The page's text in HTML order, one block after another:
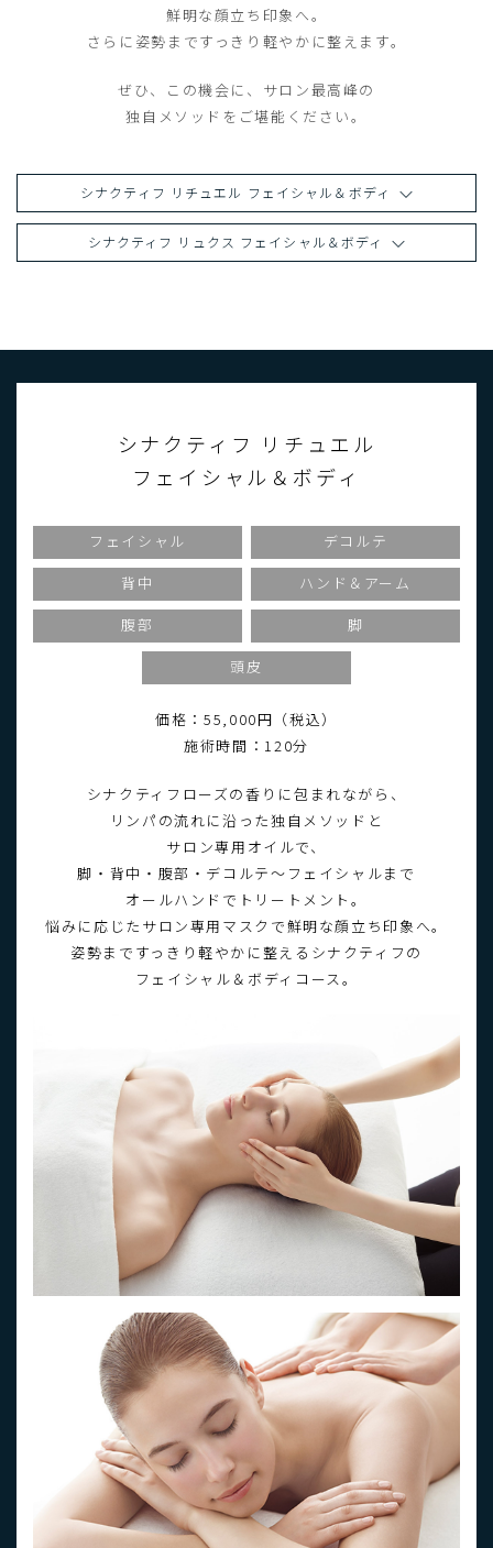
鮮明な顔立ち印象へ。
さらに姿勢まですっきり軽やかに整えます。
ぜひ、この機会に、サロン最高峰の
独自メソッドをご堪能ください。
シナクティフ リチュエル フェイシャル＆ボディ
シナクティフ リュクス フェイシャル＆ボディ
シナクティフ リチュエル
フェイシャル＆ボディ
フェイシャル
デコルテ
背中
ハンド＆アーム
腹部
脚
頭皮
価格：55,000円（税込）
施術時間：120分
シナクティフローズの香りに包まれながら、
リンパの流れに沿った独自メソッドと
サロン専用オイルで、
脚・背中・腹部・デコルテ～フェイシャルまで
オールハンドでトリートメント。
悩みに応じたサロン専用マスクで鮮明な顔立ち印象へ。
姿勢まですっきり軽やかに整えるシナクティフの
フェイシャル＆ボディコース。